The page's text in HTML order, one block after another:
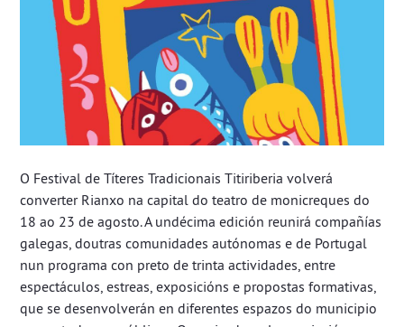
O Festival de Títeres Tradicionais Titiriberia volverá
converter Rianxo na capital do teatro de monicreques do
18 ao 23 de agosto. A undécima edición reunirá compañías
galegas, doutras comunidades autónomas e de Portugal
nun programa con preto de trinta actividades, entre
espectáculos, estreas, exposicións e propostas formativas,
que se desenvolverán en diferentes espazos do municipio